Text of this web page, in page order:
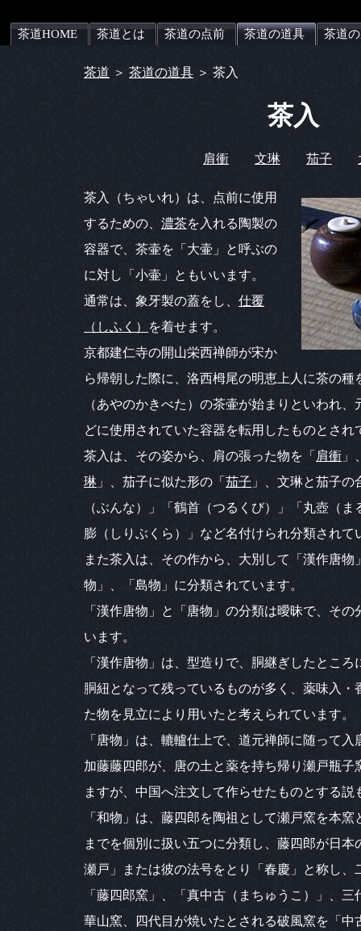
茶道HOME 茶道とは 茶道の点前 茶道の道具 茶道
茶道 ＞ 茶道の道具 ＞ 茶入
茶入
肩衝 文琳 茄子
茶入（ちゃいれ）は、点前に使用
するための、 濃茶を入れる陶製の
容器で、茶壷を「大壷」と呼ぶの
に対し「小壷」ともいいます。
通常は、象牙製の蓋をし、 仕覆
（しふく）
を着せます。
京都建仁寺の開山栄西禅師が宋か
ら帰朝した際に、洛西栂尾の明恵上人に茶の種
（あやのかきべた）の茶壷が始まりといわれ
どに使用されていた容器を転用したものとされ
茶入は、その姿から、肩の張った物を「 肩衝 」
琳 」、茄子に似た形の「 茄子 」、文琳と茄子
（ぶんな）」「鶴首（つるくび）」「丸壺（ま
膨（しりぶくら）」など名付けられ分類されて
また茶入は、その作から、大別して「漢作唐物
物」、「島物」に分類されています。
「漢作唐物」と「唐物」の分類は曖昧で、そ
います。
「漢作唐物」は、型造りで、胴継ぎしたとこ
胴紐となって残っているものが多く、薬味入・
た物を見立により用いたと考えられています。
「唐物」は、轆轤仕上で、道元禅師に随って
加藤藤四郎が、唐の土と薬を持ち帰り瀬戸瓶子
ますが、中国へ注文して作らせたものとする説
「和物」は、藤四郎を陶祖として瀬戸窯を本
までを個別に扱い五つに分類し、藤四郎が日本
瀬戸」または彼の法号をとり「春慶」と称し、
「藤四郎窯」、「真中古（まちゅうこ）」、
華山窯、四代目が焼いたとされる破風窯を「中